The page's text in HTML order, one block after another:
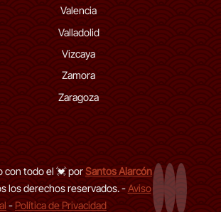
Valencia
Valladolid
Vizcaya
Zamora
Zaragoza
todo el 💓 porSantos Alarcón
los derechos reservados. -Aviso
- Política de Privacidad
Página Web
LinkedIn
GitHub